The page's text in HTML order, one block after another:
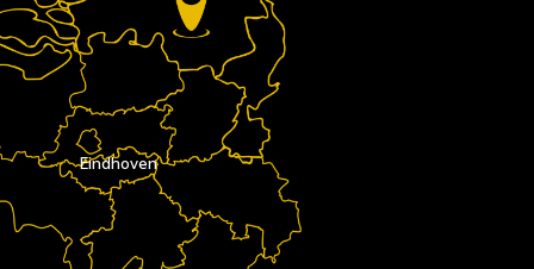
Eindhoven